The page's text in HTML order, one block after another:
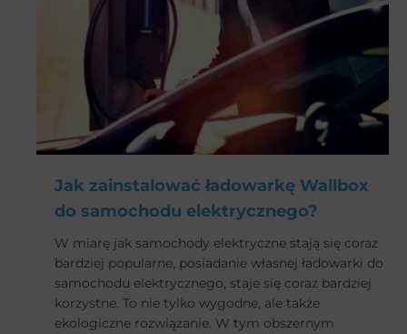
Jak zainstalować ładowarkę Wallbox
do samochodu elektrycznego?
W miarę jak samochody elektryczne stają się coraz
bardziej popularne, posiadanie własnej ładowarki do
samochodu elektrycznego, staje się coraz bardziej
korzystne. To nie tylko wygodne, ale także
ekologiczne rozwiązanie. W tym obszernym